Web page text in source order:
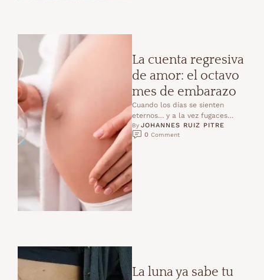
La cuenta regresiva
de amor: el octavo
mes de embarazo
Cuando los días se sienten
eternos… y a la vez fugaces
Estamos a semanas de
conocernos.Y mi cuerpo …
By JOHANNES RUIZ PITRE
0 Comment
La luna ya sabe tu